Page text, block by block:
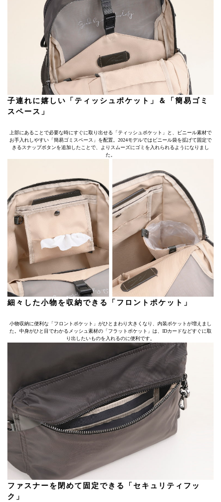
子連れに嬉しい「ティッシュポケット」＆「簡易ゴミ
スペース」
上部にあることで必要な時にすぐに取り出せる「ティッシュポケット」と、ビニール素材で
お手入れしやすい「簡易ゴミスペース」を配置。2024モデルではビニール袋を拡げて固定で
きるスナップボタンを追加したことで、よりスムーズにゴミを入れられるようになりまし
た。
細々した小物を収納できる「フロントポケット」
小物収納に便利な「フロントポケット」がひとまわり大きくなり、内装ポケットが増えまし
た。中身がひと目でわかるメッシュ素材の「フラットポケット」は、IDカードなどすぐに取
り出したいものを入れるのに便利です。
ファスナーを閉めて固定できる「セキュリティフッ
ク」